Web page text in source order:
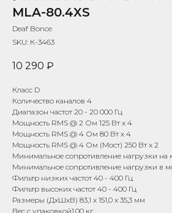
MLA-80.4XS
Deaf Bonce
SKU: К-3463
10 290 ₽
Класс D
Количество каналов 4
Диапазон частот 20 - 20 000 Гц
Мощность RMS @ 2 Ом 125 Вт x 4
Мощность RMS @ 4 Ом 80 Вт x 4
Мощность RMS @ 4 Ом (Мост) 250 Вт x 2
Минимальное сопротивление нагрузки на
Минимальное сопротивление нагрузки в
Фильтр низких частот 40 - 400 Гц
Фильтр высоких частот 40 - 400 Гц
Размеры (ДxШxВ) 83,1 x 151,0 x 35,3 мм
Вес с упаковкой1,00 кг